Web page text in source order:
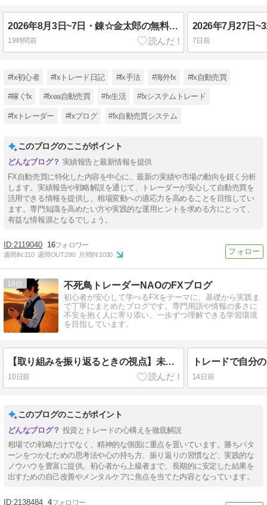
2026年8月3日~7日・錬☆金太郎の無料配布EA実績報告・FX自動売買
19時間前 7日前
#fx初心者 #fxトレード日記 #fx手法 #海外fx #fx自動売買
#稼ぐfx #fxea自動売買 #fx生活 #fxシステムトレード
#fxトレーダー #fxブログ #fx自動売買システム
このブログのここがポイント
実績報告と最新情報を提供
FX自動売買に特化した内容を中心に、最新の実績や市場の動向を鋭く分析
します。実績報告や戦略解説を通じて、トレーダーが安心して自動売買を
活用できる情報を提供し、相場変動への適応力を高めることを目指してい
ます。専門知識を高めたい方や実践的な運用ヒントを求める方にとって、
有益な情報源となるでしょう。
2119040 16
週間IN:210 週間OUT:290 月間IN:1030
18 不死鳥トレーダーNAOのFXブログ
初心者が安心して学べるFXをテーマに、基礎から実践ま
で丁寧にまとめたブログです。専門用語や情報の多さに
不安を抱く人に寄り添い、一歩ずつ理解できる学習環境
を目指しています。
【取り組みを振り返るときの視点】未来を考える
10日前 14日前
このブログのここがポイント
投資とトレードの心構えを徹底解説
相場での戦略だけでなく、精神的な側面に重点を置いています。勝ちパタ
ーンをつかむための思考法や心の持ち方、振り返りの習慣など、実践的な
ノウハウを豊富に提供。初心者から上級者まで、長期的に安定した結果を
出すための自己改善やメンタルケアに焦点を当てた内容となっています。
2138484 4